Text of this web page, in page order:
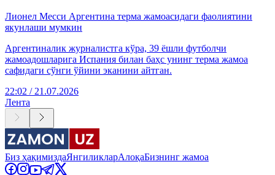
Лионел Месси Аргентина терма жамоасидаги фаолиятини
якунлаши мумкин
Аргентиналик журналистга кўра, 39 ёшли футболчи
жамоадошларига Испания билан баҳс унинг терма жамоа
сафидаги сўнги ўйини эканини айтган.
22:02 / 21.07.2026
Лента
Биз ҳақимиздаЯнгиликларАлоқаБизнинг жамоа